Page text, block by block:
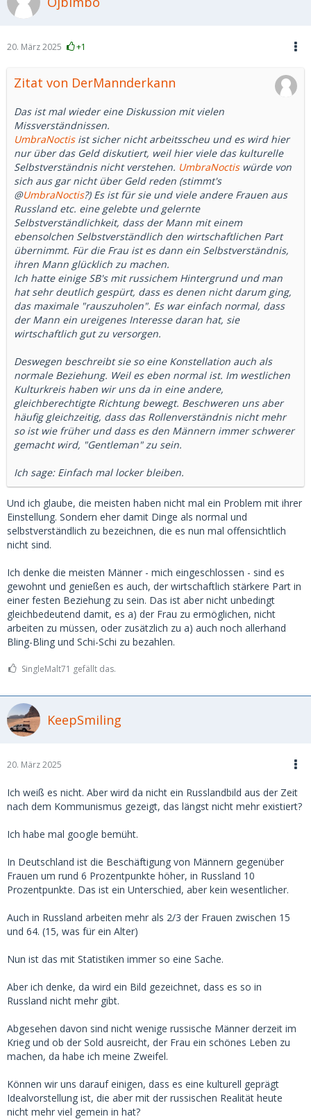
20. März 2025 +1
Zitat von DerMannderkann
Das ist mal wieder eine Diskussion mit vielen
Missverständnissen.
UmbraNoctisist sicher nicht arbeitsscheu und es wird hier
nur über das Geld diskutiert, weil hier viele das kulturelle
Selbstverständnis nicht verstehen. UmbraNoctiswürde von
sich aus gar nicht über Geld reden (stimmt's
@UmbraNoctis?) Es ist für sie und viele andere Frauen aus
Russland etc. eine gelebte und gelernte
Selbstverständlichkeit, dass der Mann mit einem
ebensolchen Selbstverständlich den wirtschaftlichen Part
übernimmt. Für die Frau ist es dann ein Selbstverständnis,
ihren Mann glücklich zu machen.
Ich hatte einige SB's mit russichem Hintergrund und man
hat sehr deutlich gespürt, dass es denen nicht darum ging,
das maximale "rauszuholen". Es war einfach normal, dass
der Mann ein ureigenes Interesse daran hat, sie
wirtschaftlich gut zu versorgen.
Deswegen beschreibt sie so eine Konstellation auch als
normale Beziehung. Weil es eben normal ist. Im westlichen
Kulturkreis haben wir uns da in eine andere,
gleichberechtigte Richtung bewegt. Beschweren uns aber
häufig gleichzeitig, dass das Rollenverständnis nicht mehr
so ist wie früher und dass es den Männern immer schwerer
gemacht wird, "Gentleman" zu sein.
Ich sage: Einfach mal locker bleiben.
Und ich glaube, die meisten haben nicht mal ein Problem mit ihrer
Einstellung. Sondern eher damit Dinge als normal und
selbstverständlich zu bezeichnen, die es nun mal offensichtlich
nicht sind.
Ich denke die meisten Männer - mich eingeschlossen - sind es
gewohnt und genießen es auch, der wirtschaftlich stärkere Part in
einer festen Beziehung zu sein. Das ist aber nicht unbedingt
gleichbedeutend damit, es a) der Frau zu ermöglichen, nicht
arbeiten zu müssen, oder zusätzlich zu a) auch noch allerhand
Bling-Bling und Schi-Schi zu bezahlen.
SingleMalt71 gefällt das.
KeepSmiling
20. März 2025
Ich weiß es nicht. Aber wird da nicht ein Russlandbild aus der Zeit
nach dem Kommunismus gezeigt, das längst nicht mehr existiert?
Ich habe mal google bemüht.
In Deutschland ist die Beschäftigung von Männern gegenüber
Frauen um rund 6 Prozentpunkte höher, in Russland 10
Prozentpunkte. Das ist ein Unterschied, aber kein wesentlicher.
Auch in Russland arbeiten mehr als 2/3 der Frauen zwischen 15
und 64. (15, was für ein Alter)
Nun ist das mit Statistiken immer so eine Sache.
Aber ich denke, da wird ein Bild gezeichnet, dass es so in
Russland nicht mehr gibt.
Abgesehen davon sind nicht wenige russische Männer derzeit im
Krieg und ob der Sold ausreicht, der Frau ein schönes Leben zu
machen, da habe ich meine Zweifel.
Können wir uns darauf einigen, dass es eine kulturell geprägt
Idealvorstellung ist, die aber mit der russischen Realität heute
nicht mehr viel gemein in hat?